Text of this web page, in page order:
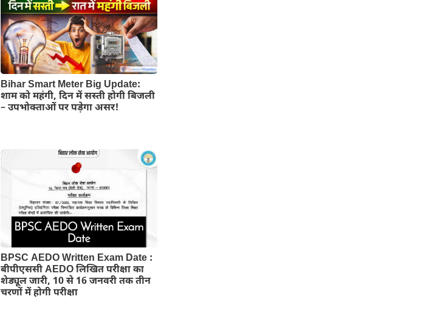
Bihar Smart Meter Big Update:
शाम को महंगी, दिन में सस्ती होगी बिजली
– उपभोक्ताओं पर पड़ेगा असर!
BPSC AEDO Written Exam Date :
बीपीएससी AEDO लिखित परीक्षा का
शेड्यूल जारी, 10 से 16 जनवरी तक तीन
चरणों में होगी परीक्षा